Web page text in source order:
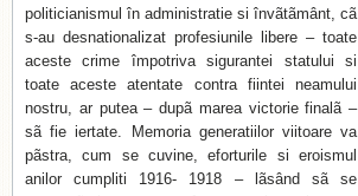
politicianismul în administratie si învãtãmânt, cã
s-au desnationalizat profesiunile libere – toate
aceste crime împotriva sigurantei statului si
toate aceste atentate contra fiintei neamului
nostru, ar putea – dupã marea victorie finalã –
sã fie iertate. Memoria generatiilor viitoare va
pãstra, cum se cuvine, eforturile si eroismul
anilor cumpliti 1916- 1918 – lãsând sã se